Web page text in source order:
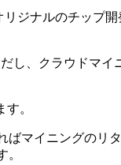
ジナルのチップ
し、クラウドマイ
。
マイニングのリ